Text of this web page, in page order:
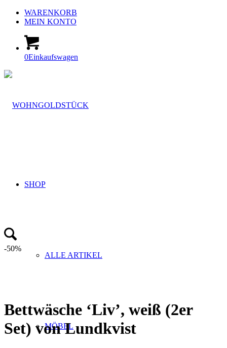
WARENKORB
MEIN KONTO
0Einkaufswagen
SHOP
ALLE ARTIKEL
MÖBEL
-50%
Bettwäsche ‘Liv’, weiß (2er
Set) von Lundkvist